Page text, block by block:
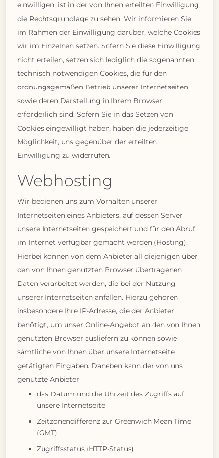
einwilligen, ist in der von Ihnen erteilten Einwilligung
die Rechtsgrundlage zu sehen. Wir informieren Sie
im Rahmen der Einwilligung darüber, welche Cookies
wir im Einzelnen setzen. Sofern Sie diese Einwilligung
nicht erteilen, setzen sich lediglich die sogenannten
technisch notwendigen Cookies, die für den
ordnungsgemäßen Betrieb unserer Internetseiten
sowie deren Darstellung in Ihrem Browser
erforderlich sind. Sofern Sie in das Setzen von
Cookies eingewilligt haben, haben die jederzeitige
Möglichkeit, uns gegenüber der erteilten
Einwilligung zu widerrufen.
Webhosting
Wir bedienen uns zum Vorhalten unserer
Internetseiten eines Anbieters, auf dessen Server
unsere Internetseiten gespeichert und für den Abruf
im Internet verfügbar gemacht werden (Hosting).
Hierbei können von dem Anbieter all diejenigen über
den von Ihnen genutzten Browser übertragenen
Daten verarbeitet werden, die bei der Nutzung
unserer Internetseiten anfallen. Hierzu gehören
insbesondere Ihre IP-Adresse, die der Anbieter
benötigt, um unser Online-Angebot an den von Ihnen
genutzten Browser ausliefern zu können sowie
sämtliche von Ihnen über unsere Internetseite
getätigten Eingaben. Daneben kann der von uns
genutzte Anbieter
das Datum und die Uhrzeit des Zugriffs auf
unsere Internetseite
Zeitzonendifferenz zur Greenwich Mean Time
(GMT)
Zugriffsstatus (HTTP-Status)